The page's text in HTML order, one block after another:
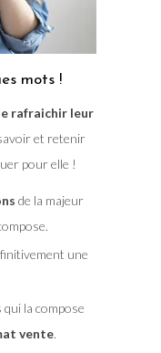
mots !
rafraichir leur
et retenir
pour elle !
de la majeur
une
la compose
vente.